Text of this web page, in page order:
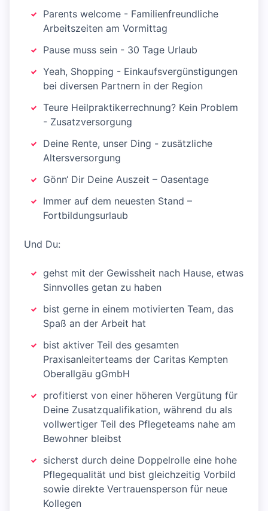
Parents welcome - Familienfreundliche
Arbeitszeiten am Vormittag
Pause muss sein - 30 Tage Urlaub
Yeah, Shopping - Einkaufsvergünstigungen
bei diversen Partnern in der Region
Teure Heilpraktikerrechnung? Kein Problem
- Zusatzversorgung
Deine Rente, unser Ding - zusätzliche
Altersversorgung
Gönn‘ Dir Deine Auszeit – Oasentage
Immer auf dem neuesten Stand –
Fortbildungsurlaub
Und Du:
gehst mit der Gewissheit nach Hause, etwas
Sinnvolles getan zu haben
bist gerne in einem motivierten Team, das
Spaß an der Arbeit hat
bist aktiver Teil des gesamten
Praxisanleiterteams der Caritas Kempten
Oberallgäu gGmbH
profitierst von einer höheren Vergütung für
Deine Zusatzqualifikation, während du als
vollwertiger Teil des Pflegeteams nahe am
Bewohner bleibst
sicherst durch deine Doppelrolle eine hohe
Pflegequalität und bist gleichzeitig Vorbild
sowie direkte Vertrauensperson für neue
Kollegen